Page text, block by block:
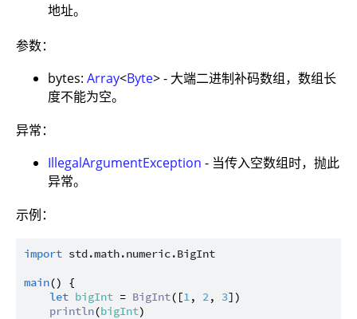
地址。
参数：
bytes: Array<Byte> - 大端二进制补码数组，数组长
度不能为空。
异常：
IllegalArgumentException - 当传入空数组时，抛此
异常。
示例：
import std.math.numeric.BigInt
main() {
let bigInt = BigInt([1, 2, 3])
println(bigInt)